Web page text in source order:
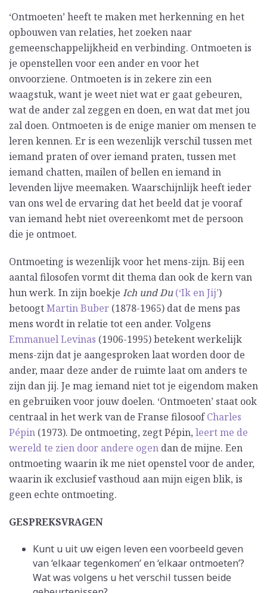
‘Ontmoeten’ heeft te maken met herkenning en het
opbouwen van relaties, het zoeken naar
gemeenschappelijkheid en verbinding. Ontmoeten is
je openstellen voor een ander en voor het
onvoorziene. Ontmoeten is in zekere zin een
waagstuk, want je weet niet wat er gaat gebeuren,
wat de ander zal zeggen en doen, en wat dat met jou
zal doen. Ontmoeten is de enige manier om mensen te
leren kennen. Er is een wezenlijk verschil tussen met
iemand praten of over iemand praten, tussen met
iemand chatten, mailen of bellen en iemand in
levenden lijve meemaken. Waarschijnlijk heeft ieder
van ons wel de ervaring dat het beeld dat je vooraf
van iemand hebt niet overeenkomt met de persoon
die je ontmoet.
Ontmoeting is wezenlijk voor het mens-zijn. Bij een
aantal filosofen vormt dit thema dan ook de kern van
hun werk. In zijn boekje Ich und Du (‘Ik en Jij’)
betoogtMartin Buber (1878-1965) dat de mens pas
mens wordt in relatie tot een ander. Volgens
Emmanuel Levinas (1906-1995) betekent werkelijk
mens-zijn dat je aangesproken laat worden door de
ander, maar deze ander de ruimte laat om anders te
zijn dan jij. Je mag iemand niet tot je eigendom maken
en gebruiken voor jouw doelen. ‘Ontmoeten’ staat ook
centraal in het werk van de Franse filosoofCharles
Pépin (1973). De ontmoeting, zegt Pépin, leert me de
wereld te zien door andere ogen dan de mijne. Een
ontmoeting waarin ik me niet openstel voor de ander,
waarin ik exclusief vasthoud aan mijn eigen blik, is
geen echte ontmoeting.
GESPREKSVRAGEN
Kunt u uit uw eigen leven een voorbeeld geven
van ‘elkaar tegenkomen’ en ‘elkaar ontmoeten’?
Wat was volgens u het verschil tussen beide